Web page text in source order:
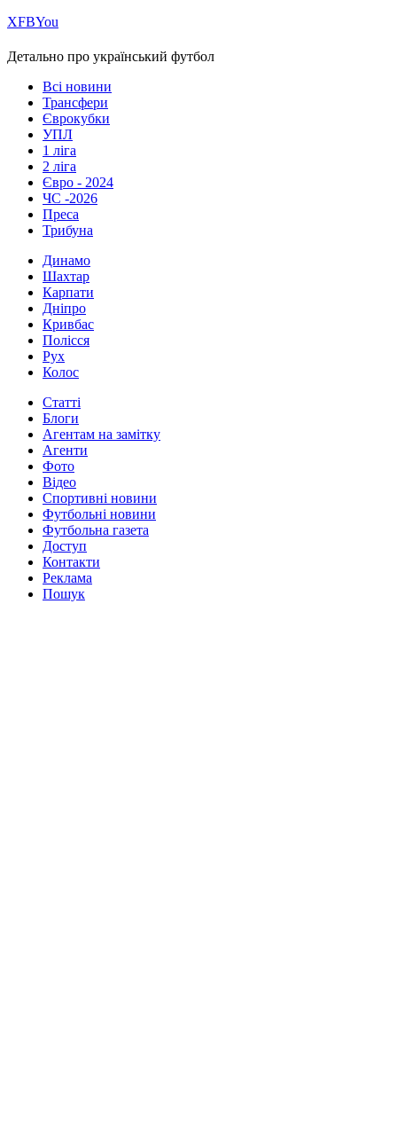
ХFBYou
Детально про український футбол
Всі новини
Трансфери
Єврокубки
УПЛ
1 ліга
2 ліга
Євро - 2024
ЧС -2026
Преса
Трибуна
Динамо
Шахтар
Карпати
Дніпро
Кривбас
Полісся
Рух
Колос
Статті
Блоги
Агентам на замітку
Агенти
Фото
Відео
Спортивні новини
Футбольні новини
Футбольна газета
Доступ
Контакти
Реклама
Пошук